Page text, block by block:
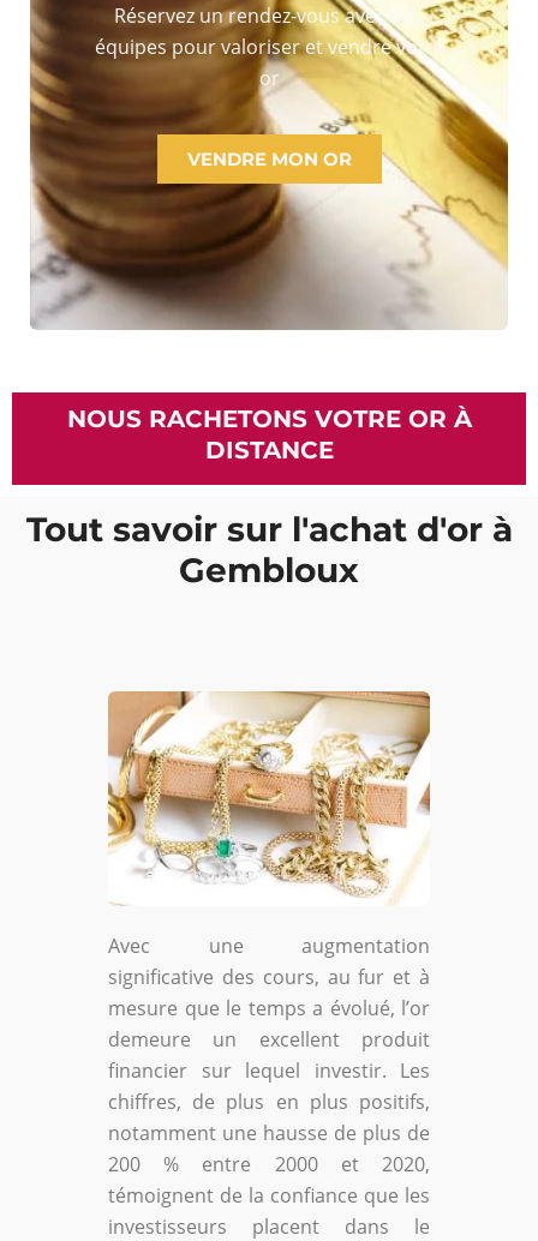
Réservez un rendez-vous avec nos
équipes pour valoriser et vendre votre
or
VENDRE MON OR
NOUS RACHETONS VOTRE OR À
DISTANCE
Tout savoir sur l'achat d'or à
Gembloux
Avec une augmentation
significative des cours, au fur et à
mesure que le temps a évolué, l’or
demeure un excellent produit
financier sur lequel investir. Les
chiffres, de plus en plus positifs,
notamment une hausse de plus de
200 % entre 2000 et 2020,
témoignent de la confiance que les
investisseurs placent dans le